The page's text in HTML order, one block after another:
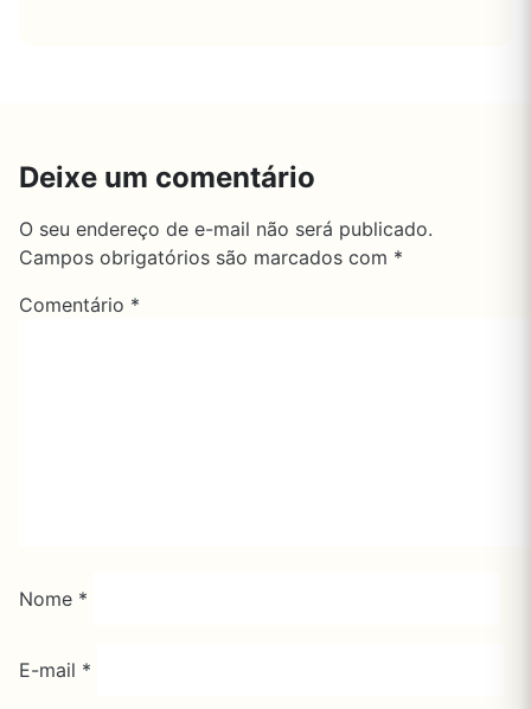
Deixe um comentário
O seu endereço de e-mail não será publicado.
Campos obrigatórios são marcados com *
Comentário *
Nome *
E-mail *